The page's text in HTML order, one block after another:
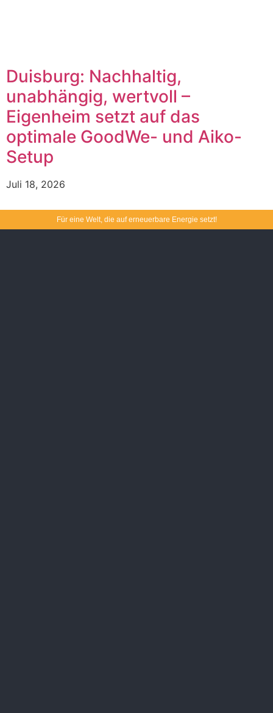
Duisburg: Nachhaltig,
unabhängig, wertvoll –
Eigenheim setzt auf das
optimale GoodWe- und Aiko-
Setup
Juli 18, 2026
Für eine Welt, die auf erneuerbare Energie setzt!